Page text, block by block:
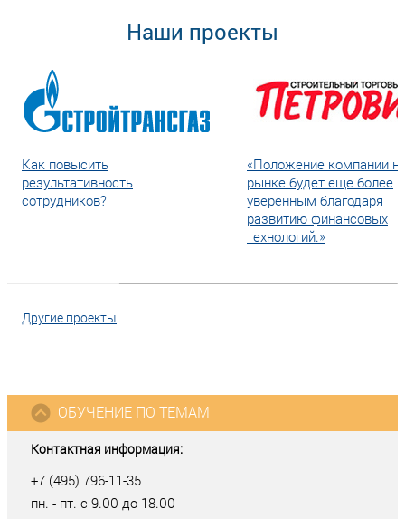
Наши проекты
Как повысить
результативность
сотрудников?
«Положение компании
рынке будет еще более
уверенным благодаря
развитию финансовых
технологий.»
Другие проекты
Контактная информация:
+7 (495) 796-11-35
пн. - пт. с 9.00 до 18.00
ОБУЧЕНИЕ ПО ТЕМАМ